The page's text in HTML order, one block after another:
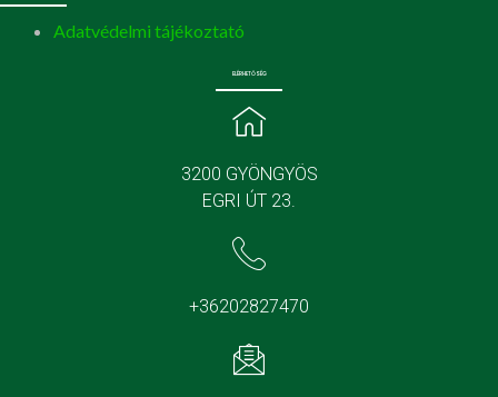
Adatvédelmi tájékoztató
ELÉRHETŐSÉG
3200 GYÖNGYÖS
EGRI ÚT 23.
+36202827470